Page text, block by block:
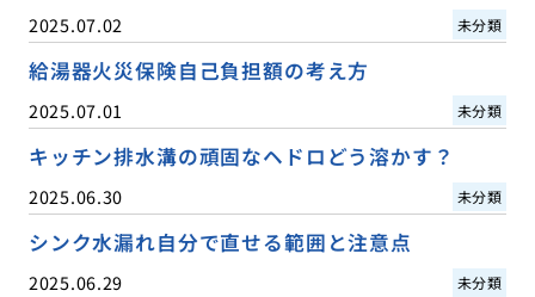
2025.07.02 未分類
給湯器火災保険自己負担額の考え方
2025.07.01 未分類
キッチン排水溝の頑固なヘドロどう溶かす？
2025.06.30 未分類
シンク水漏れ自分で直せる範囲と注意点
2025.06.29 未分類